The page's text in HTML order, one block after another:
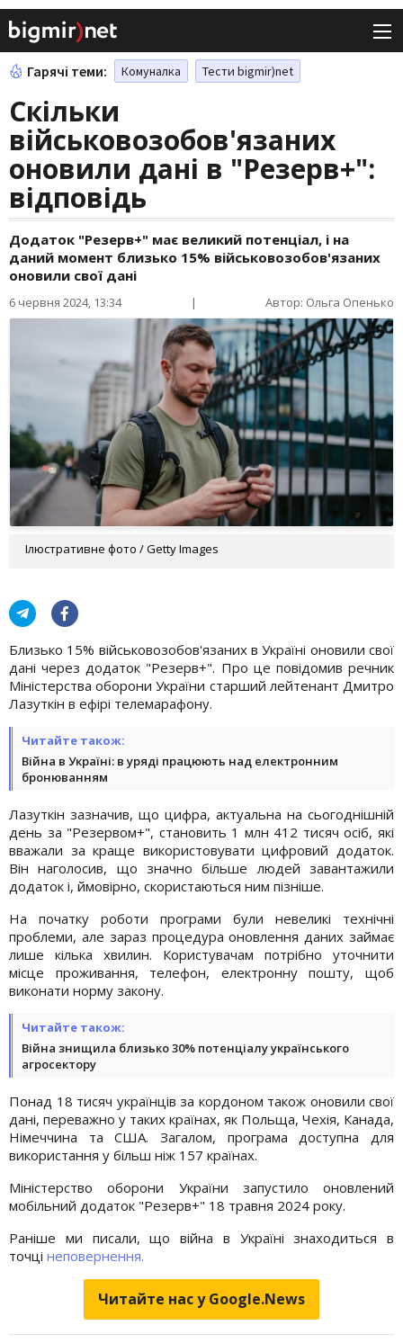
Гарячі теми: Комуналка Тести bigmir)net
Скільки
військовозобов'язаних
оновили дані в "Резерв+":
відповідь
Додаток "Резерв+" має великий потенціал, і на
даний момент близько 15% військовозобов'язаних
оновили свої дані
6 червня 2024, 13:34 | Автор: Ольга Опенько
Ілюстративне фото / Getty Images
Близько 15% військовозобов'язаних в Україні оновили свої
дані через додаток "Резерв+". Про це повідомив речник
Міністерства оборони України старший лейтенант Дмитро
Лазуткін в ефірі телемарафону.
Читайте також:
Війна в Україні: в уряді працюють над електронним
бронюванням
Лазуткін зазначив, що цифра, актуальна на сьогоднішній
день за "Резервом+", становить 1 млн 412 тисяч осіб, які
вважали за краще використовувати цифровий додаток.
Він наголосив, що значно більше людей завантажили
додаток і, ймовірно, скористаються ним пізніше.
На початку роботи програми були невеликі технічні
проблеми, але зараз процедура оновлення даних займає
лише кілька хвилин. Користувачам потрібно уточнити
місце проживання, телефон, електронну пошту, щоб
виконати норму закону.
Читайте також:
Війна знищила близько 30% потенціалу українського
агросектору
Понад 18 тисяч українців за кордоном також оновили свої
дані, переважно у таких країнах, як Польща, Чехія, Канада,
Німеччина та США. Загалом, програма доступна для
використання у більш ніж 157 країнах.
Міністерство оборони України запустило оновлений
мобільний додаток "Резерв+" 18 травня 2024 року.
Раніше ми писали, що війна в Україні знаходиться в
точці неповернення.
Читайте нас у Google.News